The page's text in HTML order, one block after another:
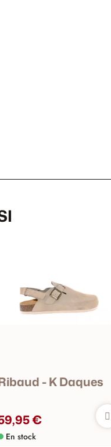
- K Daques
€
En stock